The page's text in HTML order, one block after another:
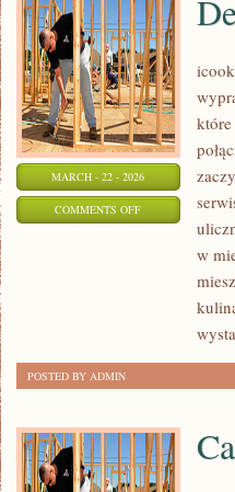
MARCH - 22 - 2026
COMMENTS OFFON
SŁODKOŚCI
w
POSTED BY ADMIN